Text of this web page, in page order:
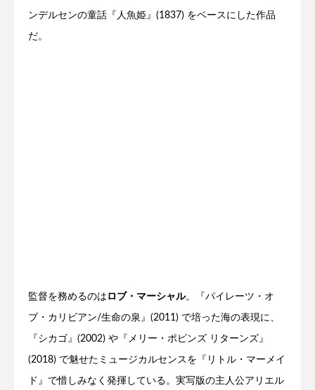
ンデルセンの童話『人魚姫』(1837) をベースにした作品
だ。
監督を務めるのは ロブ・マーシャル。『パイレーツ・オ
ブ・カリビアン/生命の泉』(2011) で培った海の表現に、
『シカゴ』(2002) や『メリー・ポピンズ リターンズ』
(2018) で魅せたミュージカルセンスを『リトル・マーメイ
ド』で惜しみなく発揮している。実写版の主人公アリエル